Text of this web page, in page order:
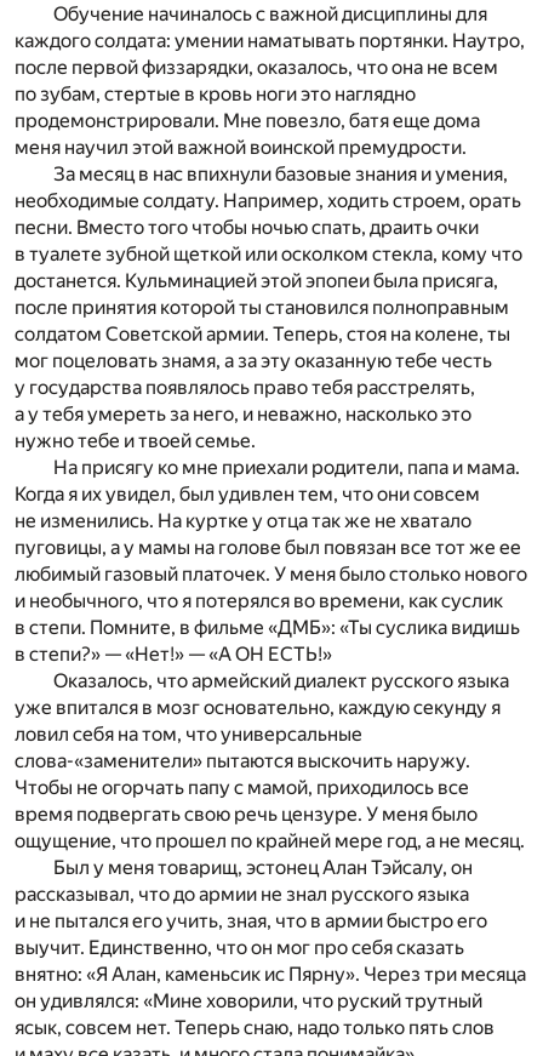
Обучение начиналось с важной дисциплины для
каждого солдата: умении наматывать портянки. Наутро,
после первой физзарядки, оказалось, что она не всем
по зубам, стертые в кровь ноги это наглядно
продемонстрировали. Мне повезло, батя еще дома
меня научил этой важной воинской премудрости.
За месяц в нас впихнули базовые знания и умения,
необходимые солдату. Например, ходить строем, орать
песни. Вместо того чтобы ночью спать, драить очки
в туалете зубной щеткой или осколком стекла, кому что
достанется. Кульминацией этой эпопеи была присяга,
после принятия которой ты становился полноправным
солдатом Советской армии. Теперь, стоя на колене, ты
мог поцеловать знамя, а за эту оказанную тебе честь
у государства появлялось право тебя расстрелять,
а у тебя умереть за него, и неважно, насколько это
нужно тебе и твоей семье.
На присягу ко мне приехали родители, папа и мама.
Когда я их увидел, был удивлен тем, что они совсем
не изменились. На куртке у отца так же не хватало
пуговицы, а у мамы на голове был повязан все тот же ее
любимый газовый платочек. У меня было столько нового
и необычного, что я потерялся во времени, как суслик
в степи. Помните, в фильме «ДМБ»: «Ты суслика видишь
в степи?» — «Нет!» — «А ОН ЕСТЬ!»
Оказалось, что армейский диалект русского языка
уже впитался в мозг основательно, каждую секунду я
ловил себя на том, что универсальные
слова-«заменители» пытаются выскочить наружу.
Чтобы не огорчать папу с мамой, приходилось все
время подвергать свою речь цензуре. У меня было
ощущение, что прошел по крайней мере год, а не месяц.
Был у меня товарищ, эстонец Алан Тэйсалу, он
рассказывал, что до армии не знал русского языка
и не пытался его учить, зная, что в армии быстро его
выучит. Единственно, что он мог про себя сказать
внятно: «Я Алан, каменьсик ис Пярну». Через три месяца
он удивлялся: «Мине ховорили, что руский трутный
ясык, совсем нет. Теперь снаю, надо только пять слов